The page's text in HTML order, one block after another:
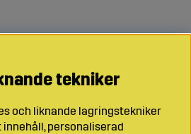
tekniker
och liknande lagringstekniker
personaliserad